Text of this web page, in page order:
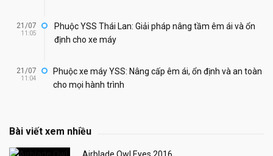
21/07
11:05
Phuộc YSS Thái Lan: Giải pháp nâng tầm êm ái và ổn
định cho xe máy
21/07
11:04
Phuộc xe máy YSS: Nâng cấp êm ái, ổn định và an toàn
cho mọi hành trình
Bài viết xem nhiều